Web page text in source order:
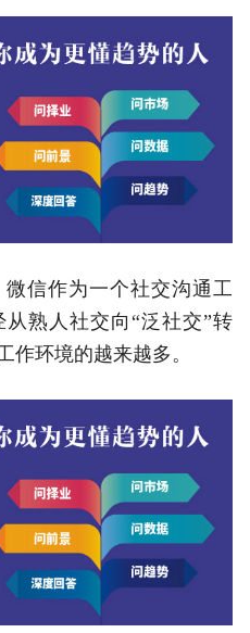
信作为一个社交沟通工
熟人社交向“泛社交”转
作环境的越来越多。